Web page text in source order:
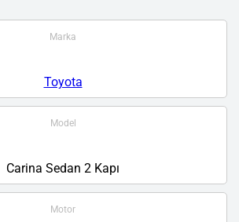
Marka
Toyota
Model
Carina Sedan 2 Kapı
Motor